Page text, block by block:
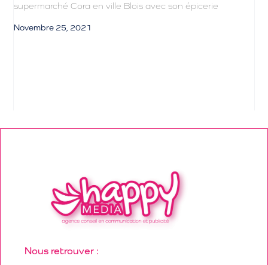
supermarché Cora en ville Blois avec son épicerie
Novembre 25, 2021
Nous retrouver :